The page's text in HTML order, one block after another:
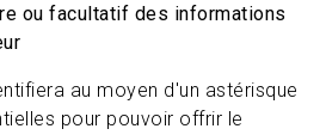
ou facultatif des informations
au moyen d'un astérisque
pour pouvoir offrir le